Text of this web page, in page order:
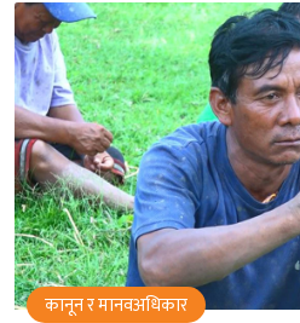
कानून र मानवअधिकार